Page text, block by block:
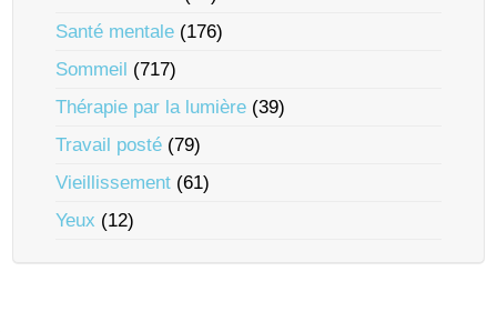
Santé mentale (176)
Sommeil (717)
Thérapie par la lumière (39)
Travail posté (79)
Vieillissement (61)
Yeux (12)